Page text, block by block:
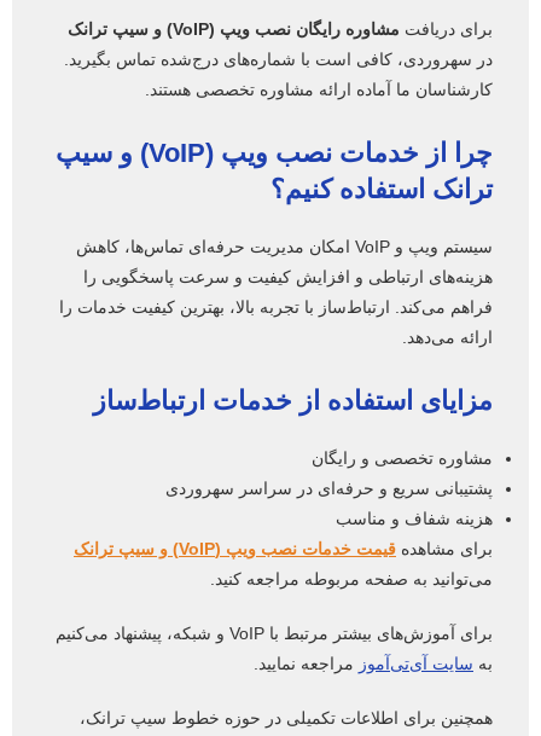
برای دریافت مشاوره رایگان نصب ویپ (VoIP) و سیپ ترانک
در سهروردی، کافی است با شماره‌های درج‌شده تماس بگیرید.
کارشناسان ما آماده ارائه مشاوره تخصصی هستند.
چرا از خدمات نصب ویپ (VoIP) و سیپ
ترانک استفاده کنیم؟
سیستم ویپ و VoIP امکان مدیریت حرفه‌ای تماس‌ها، کاهش
هزینه‌های ارتباطی و افزایش کیفیت و سرعت پاسخگویی را
فراهم می‌کند. ارتباط‌ساز با تجربه بالا، بهترین کیفیت خدمات را
ارائه می‌دهد.
مزایای استفاده از خدمات ارتباط‌ساز
مشاوره تخصصی و رایگان
پشتیبانی سریع و حرفه‌ای در سراسر سهروردی
هزینه شفاف و مناسب
برای مشاهده قیمت خدمات نصب ویپ (VoIP) و سیپ ترانک
می‌توانید به صفحه مربوطه مراجعه کنید.
برای آموزش‌های بیشتر مرتبط با VoIP و شبکه، پیشنهاد می‌کنیم
به سایت آی‌تی‌آموز مراجعه نمایید.
همچنین برای اطلاعات تکمیلی در حوزه خطوط سیپ ترانک،